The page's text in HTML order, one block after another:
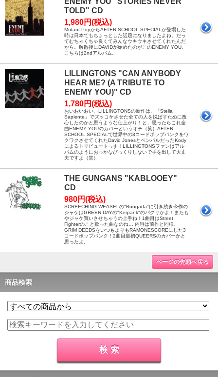
TOLD" CD
1,980円(税込)
Mutant PopからAFTER SCHOOL SPECIALが登場した
時は日本でもちょっとした話題になりましたよね。だっ
てむちゃくちゃ良くてみんなウキウキさせてくれたんだ
から。解散後にDAVIDが始めたのがこのENEMY YOU。
こちらは2ndアルバム。
LILLINGTONS "CAN ANYBODY
HEAR ME? (A TRIBUTE TO
ENEMY YOU)" CD
1,780円(税込)
おいおいおい、LILLINGTONSの新作は、「Stella
Sapiente」でズッコケさせた全ての人を悦ばすために改
心したのかと思うような仕上がり！と、思ったらこれ全
曲ENEMY YOUのカバーというオチ（笑）AFTER
SCHOOL SPECIALで世界中の3コードポップパンクをワ
クワクさせてくれたDavid JonesとペンパルだったKody
によるトリビュートっす！LILLINGTONSファンはアル
バムのようにおっかなびっくりしないで手を出して大丈
夫ですよ（笑）
THE GUNGANS "KABLOOEY"
CD
980円(税込)
SCREECHING WEASELの"Boogada"に引き続き今作の
ジャケはGREEN DAYの"Kerpank"のパクリかよ！またも
やジャケ買いさせちゃうの上手ね！1曲目はStreet
Fighterのこと歌った曲なのね… 内容は前作と同様、
GRIM DEEDSをいつもよりもRAMONESCOREにした3
コードポップパンク！2曲目最初QUEERSのカバーかと
思ったよ。
ページの先頭へ戻る
商品検索